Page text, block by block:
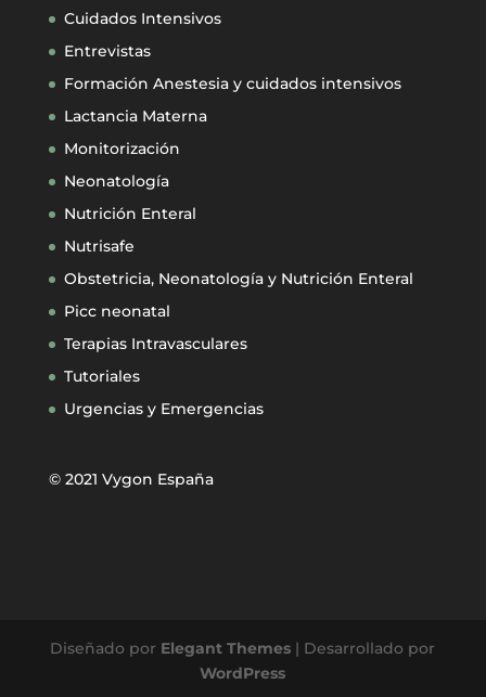
Cuidados Intensivos
Entrevistas
Formación Anestesia y cuidados intensivos
Lactancia Materna
Monitorización
Neonatología
Nutrición Enteral
Nutrisafe
Obstetricia, Neonatología y Nutrición Enteral
Picc neonatal
Terapias Intravasculares
Tutoriales
Urgencias y Emergencias
© 2021 Vygon España
Diseñado por Elegant Themes | Desarrollado por
WordPress